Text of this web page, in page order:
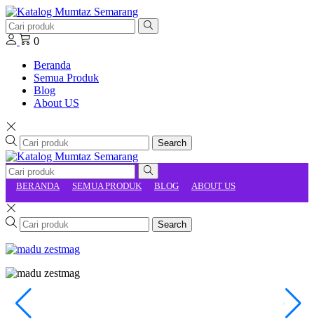
0
Beranda
Semua Produk
Blog
About US
Search
BERANDA SEMUA PRODUK BLOG ABOUT US
Search